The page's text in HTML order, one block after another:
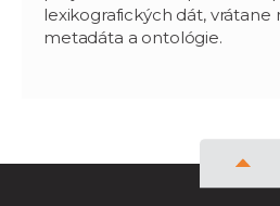
lexikografických dát, vrátane
metadáta a ontológie.